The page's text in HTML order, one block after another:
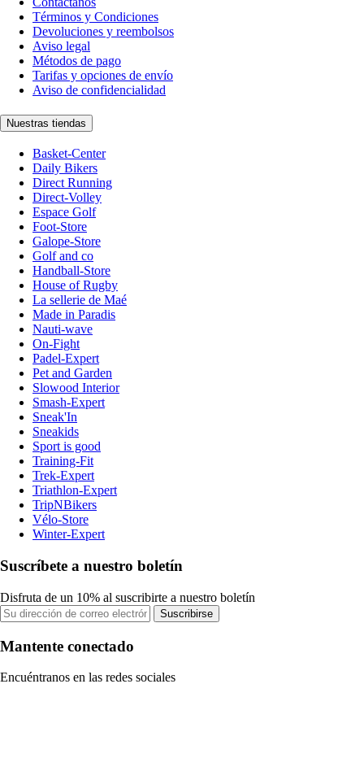
Términos y Condiciones
Devoluciones y reembolsos
Aviso legal
Métodos de pago
Tarifas y opciones de envío
Aviso de confidencialidad
Nuestras tiendas
Basket-Center
Daily Bikers
Direct Running
Direct-Volley
Espace Golf
Foot-Store
Galope-Store
Golf and co
Handball-Store
House of Rugby
La sellerie de Maé
Made in Paradis
Nauti-wave
On-Fight
Padel-Expert
Pet and Garden
Slowood Interior
Smash-Expert
Sneak'In
Sneakids
Sport is good
Training-Fit
Trek-Expert
Triathlon-Expert
TripNBikers
Vélo-Store
Winter-Expert
Suscríbete a nuestro boletín
Disfruta de un 10% al suscribirte a nuestro boletín
Suscribirse
Mantente conectado
Encuéntranos en las redes sociales